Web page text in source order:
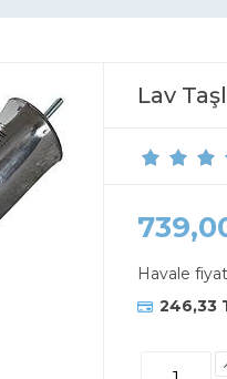
Lav
Havale
246,33